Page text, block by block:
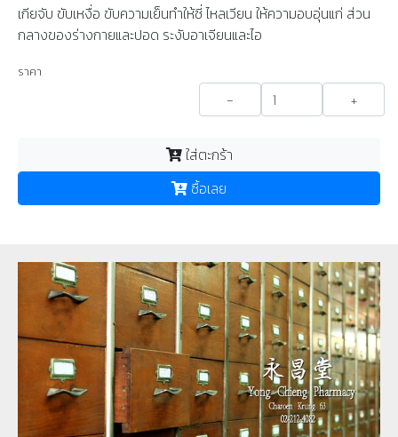
เกียจับ ขับเหงื่อ ขับความเย็นทำให้ชี่ ไหลเวียน ให้ความอบอุ่นแก่ ส่วน
กลางของร่างกายและปอด ระงับอาเจียนและไอ
ราคา
- +
ใส่ตะกร้า
ซื้อเลย